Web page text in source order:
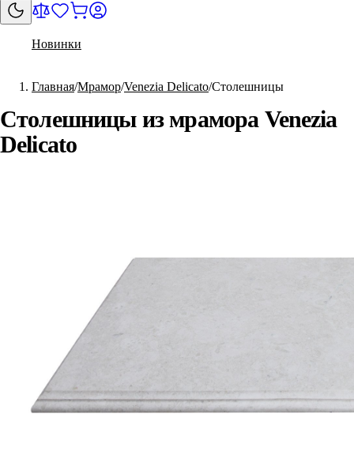
Новинки
Главная Мрамор Venezia Delicato Столешницы
Столешницы из мрамора Venezia
Delicato